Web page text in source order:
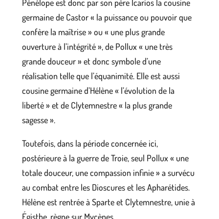
Pénélope est donc par son père Icarios la cousine
germaine de Castor « la puissance ou pouvoir que
confère la maîtrise » ou « une plus grande
ouverture à l’intégrité », de Pollux « une très
grande douceur » et donc symbole d’une
réalisation telle que l’équanimité. Elle est aussi
cousine germaine d’Hélène « l’évolution de la
liberté » et de Clytemnestre « la plus grande
sagesse ».
Toutefois, dans la période concernée ici,
postérieure à la guerre de Troie, seul Pollux « une
totale douceur, une compassion infinie » a survécu
au combat entre les Dioscures et les Apharétides.
Hélène est rentrée à Sparte et Clytemnestre, unie à
Égisthe, règne sur Mycènes.